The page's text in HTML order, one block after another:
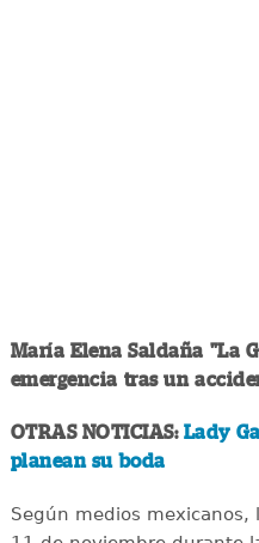
María Elena Saldaña "La
emergencia tras un
OTRAS NOTICIAS: Lady
planean su boda
Según medios